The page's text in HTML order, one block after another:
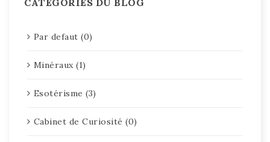
CATÉGORIES DU BLOG
Par defaut (0)
Minéraux (1)
Esotérisme (3)
Cabinet de Curiosité (0)